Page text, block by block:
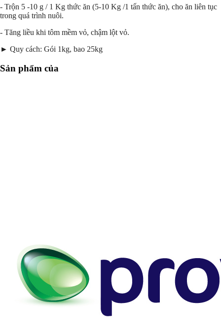
- Trộn 5 -10 g / 1 Kg thức ăn (5-10 Kg /1 tấn thức ăn), cho ăn liên tục
trong quá trình nuôi.
- Tăng liều khi tôm mềm vỏ, chậm lột vỏ.
► Quy cách: Gói 1kg, bao 25kg
Sản phẩm của